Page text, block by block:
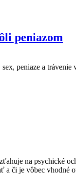
peniazom
peniaze a
na
a či je vôbec vhodné